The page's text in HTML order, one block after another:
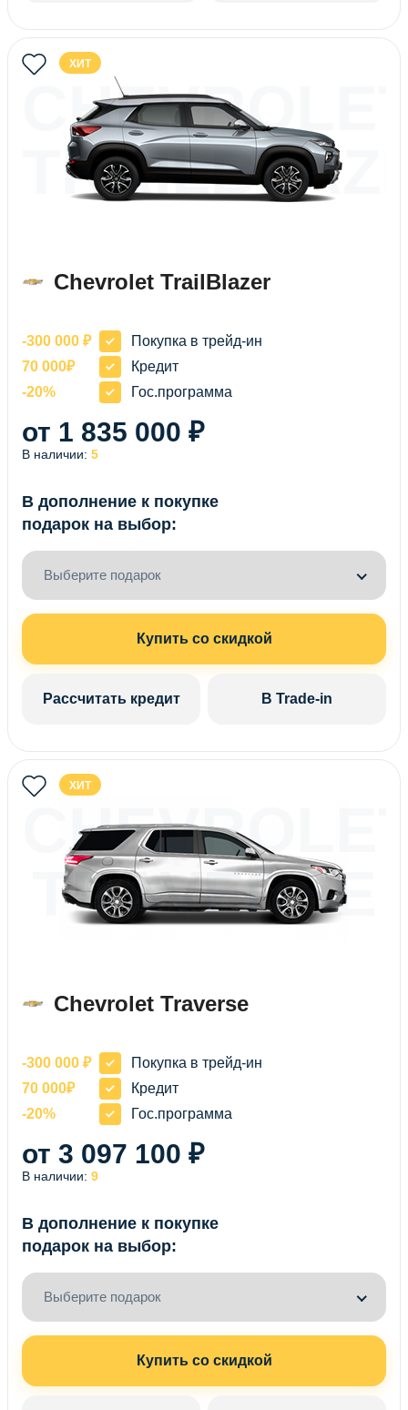
ХИТ
Chevrolet TrailBlazer
-300 000 ₽
Покупка в трейд-ин
70 000₽
Кредит
-20%
Гос.программа
от 1 835 000 ₽
В наличии: 5
В дополнение к покупке
подарок на выбор:
Выберите подарок
Купить со скидкой
Рассчитать кредит В Trade-in
ХИТ
TRAVERSE
Chevrolet Traverse
-300 000 ₽
Покупка в трейд-ин
70 000₽
Кредит
-20%
Гос.программа
от 3 097 100 ₽
В наличии: 9
В дополнение к покупке
подарок на выбор:
Выберите подарок
Купить со скидкой